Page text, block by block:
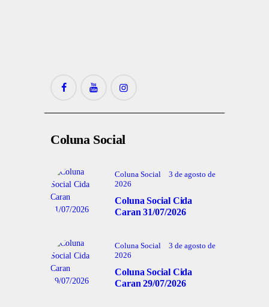
Coluna Social
Coluna Social
3 de agosto de
2026
Coluna Social Cida
Caran 31/07/2026
Coluna Social
3 de agosto de
2026
Coluna Social Cida
Caran 29/07/2026